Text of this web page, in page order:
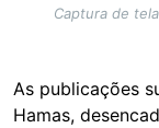
Captura de
As publicações
Hamas,